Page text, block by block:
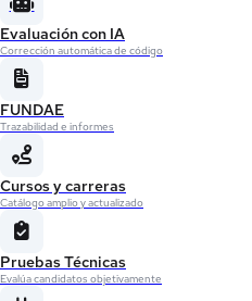
Evaluación con IA
Corrección automática de código
FUNDAE
Trazabilidad e informes
Cursos y carreras
Catálogo amplio y actualizado
Pruebas Técnicas
Evalúa candidatos objetivamente